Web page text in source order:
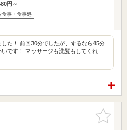
円～
食事・食事処
した！ 前回30分でしたが、するなら45分
です！ マッサージも洗髪もしてくれ…
お気に入
りに追加